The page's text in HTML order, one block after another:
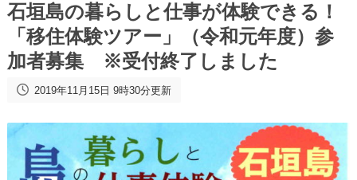
石垣島の暮らしと仕事が体験できる！
「移住体験ツアー」（令和元年度）参
加者募集 ※受付終了しました
2019年11月15日 9時30分更新